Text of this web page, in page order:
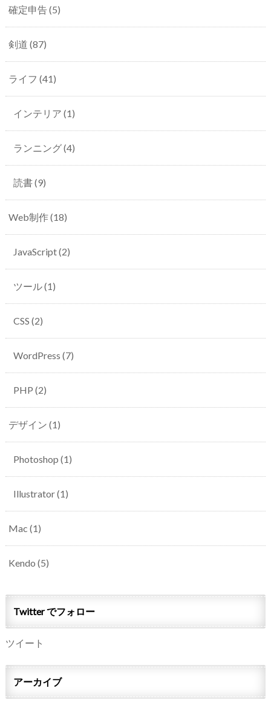
確定申告(5)
剣道 (87)
ライフ (41)
インテリア (1)
ランニング(4)
読書(9)
Web制作(18)
JavaScript(2)
ツール(1)
CSS (2)
WordPress (7)
PHP (2)
デザイン (1)
Photoshop (1)
Illustrator(1)
Mac (1)
Kendo (5)
Twitter でフォロー
ツイート
アーカイブ